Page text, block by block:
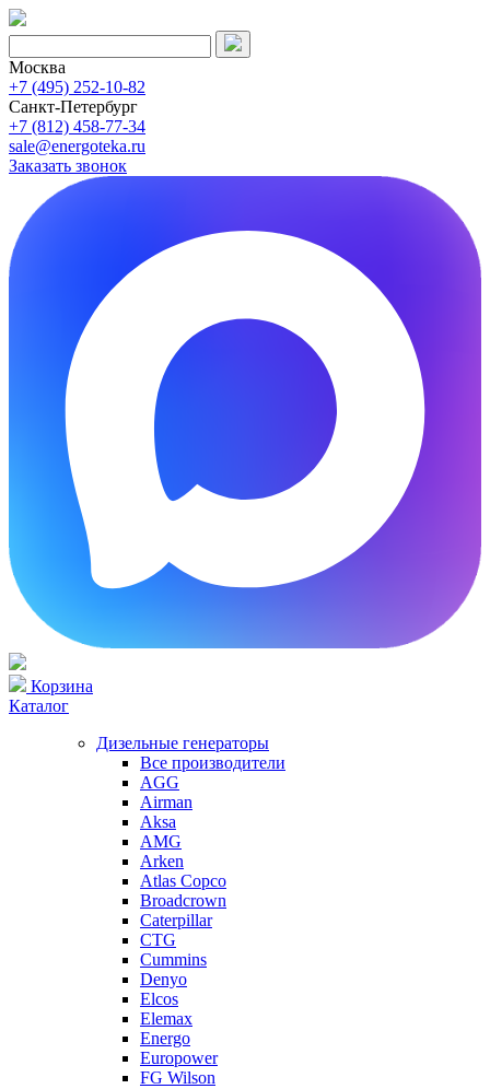
Москва
+7 (495) 252-10-82
Санкт-Петербург
+7 (812) 458-77-34
sale@energoteka.ru
Заказать звонок
Корзина
Каталог
Дизельные генераторы
Все производители
AGG
Airman
Aksa
AMG
Arken
Atlas Copco
Broadcrown
Caterpillar
CTG
Cummins
Denyo
Elcos
Elemax
Energo
Europower
FG Wilson